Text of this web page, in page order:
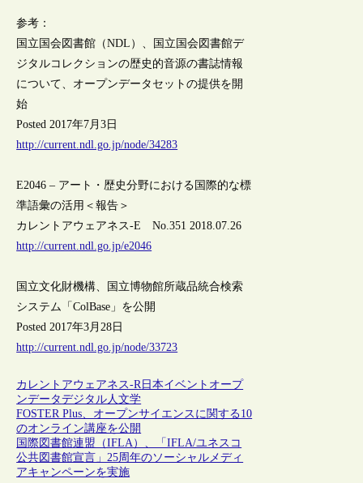
参考：
国立国会図書館（NDL）、国立国会図書館デ
ジタルコレクションの歴史的音源の書誌情報
について、オープンデータセットの提供を開
始
Posted 2017年7月3日
http://current.ndl.go.jp/node/34283
E2046 – アート・歴史分野における国際的な標
準語彙の活用＜報告＞
カレントアウェアネス-E No.351 2018.07.26
http://current.ndl.go.jp/e2046
国立文化財機構、国立博物館所蔵品統合検索
システム「ColBase」を公開
Posted 2017年3月28日
http://current.ndl.go.jp/node/33723
カレントアウェアネス-R日本イベント オープ
ンデータデジタル人文学
FOSTER Plus、オープンサイエンスに関する10
のオンライン講座を公開
国際図書館連盟（IFLA）、「IFLA/ユネスコ
公共図書館宣言」25周年のソーシャルメディ
アキャンペーンを実施